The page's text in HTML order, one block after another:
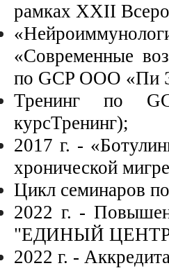
рамках XXII
«Современные
по GCP ООО «Пи
Тренинг по
курсТренинг);
2017 г. -
хронической
Цикл семинаров
2022 г. -
"ЕДИНЫЙ
2022 г. -